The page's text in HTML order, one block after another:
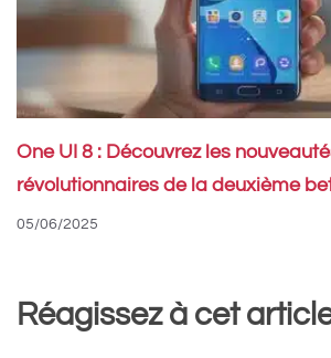
One UI 8 : Découvrez les
révolutionnaires de la deuxième
05/06/2025
Réagissez à cet